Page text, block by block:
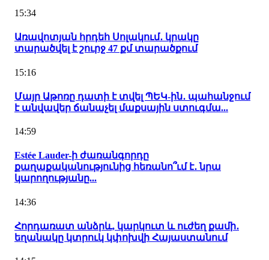
15:34
Առավոտյան հրդեհ Սոլակում․ կրակը
տարածվել է շուրջ 47 քմ տարածքում
15:16
Մայր Աթոռը դատի է տվել ՊԵԿ-ին․ պահանջում
է անվավեր ճանաչել մաքսային ստուգմա...
14:59
Estée Lauder-ի ժառանգորդը
քաղաքականությունից հեռանո՞ւմ է․ նրա
կարողությանը...
14:36
Հորդառատ անձրև, կարկուտ և ուժեղ քամի․
եղանակը կտրուկ կփոխվի Հայաստանում